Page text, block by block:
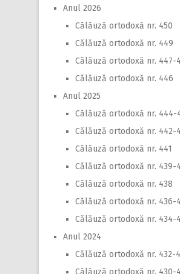
Anul 2026
Călăuză ortodoxă nr. 450
Călăuză ortodoxă nr. 449
Călăuză ortodoxă nr. 447-
Călăuză ortodoxă nr. 446
Anul 2025
Călăuză ortodoxă nr. 444-
Călăuză ortodoxă nr. 442-
Călăuză ortodoxă nr. 441
Călăuză ortodoxă nr. 439-
Călăuză ortodoxă nr. 438
Călăuză ortodoxă nr. 436-
Călăuză ortodoxă nr. 434-
Anul 2024
Călăuză ortodoxă nr. 432-
Călăuză ortodoxă nr. 430-